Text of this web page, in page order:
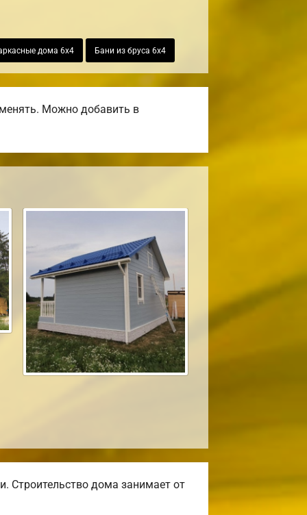
дома 6х4 Бани из бруса 6х4
Можно добавить в
Строительство дома занимает от